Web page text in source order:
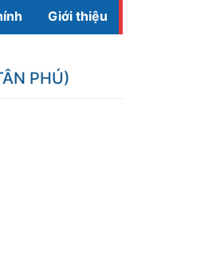
Giới thiệu
PHÚ)